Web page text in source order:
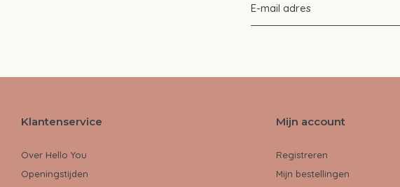
Klantenservice
Over Hello You
Openingstijden
Mijn account
Registreren
Mijn bestellingen